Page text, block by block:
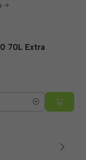
70L Extra